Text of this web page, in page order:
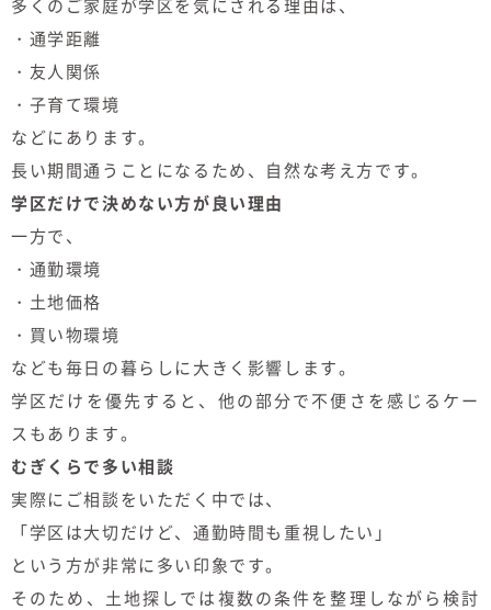
多くのご家庭が学区を気にされる理由は、
・通学距離
・友人関係
・子育て環境
などにあります。
長い期間通うことになるため、自然な考え方です。
学区だけで決めない方が良い理由
一方で、
・通勤環境
・土地価格
・買い物環境
なども毎日の暮らしに大きく影響します。
学区だけを優先すると、他の部分で不便さを感じるケー
スもあります。
むぎくらで多い相談
実際にご相談をいただく中では、
「学区は大切だけど、通勤時間も重視したい」
という方が非常に多い印象です。
そのため、土地探しでは複数の条件を整理しながら検討